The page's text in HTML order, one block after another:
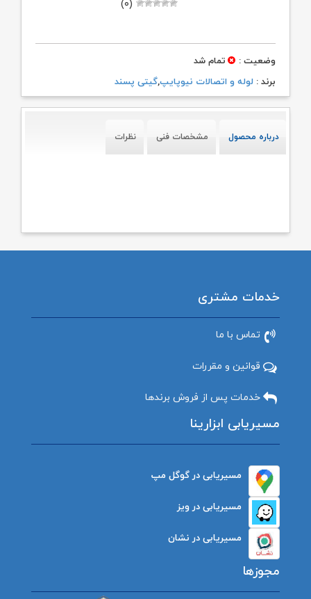
(۰)
وضعیت :
تمام شد
برند : لوله و اتصالات نیوپایپ,گیتی پسند
درباره محصول مشخصات فنی نظرات
خدمات مشتری
تماس با ما
قوانین و مقررات
خدمات پس از فروش برندها
مسیریابی ابزارینا
مسیریابی در گوگل مپ
مسیریابی در ویز
مسیریابی در نشان
مجوزها